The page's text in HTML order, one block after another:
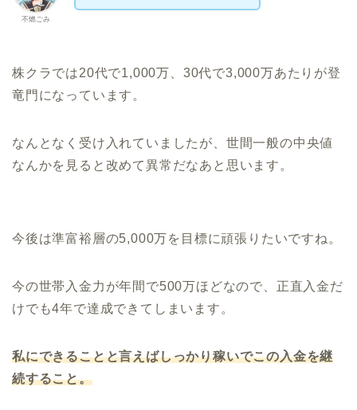
不燃ごみ
株クラでは20代で1,000万、30代で3,000万あたりが登
竜門になっています。
なんとなく受け入れていましたが、世間一般の中央値
なんかを見ると改めて異常だなあと思います。
今後は準富裕層の5,000万を目標に頑張りたいですね。
今の世帯入金力が年間で500万ほどなので、正直入金だ
けでも4年で達成できてしまいます。
私にできることと言えばしっかり稼いでこの入金を継
続すること。